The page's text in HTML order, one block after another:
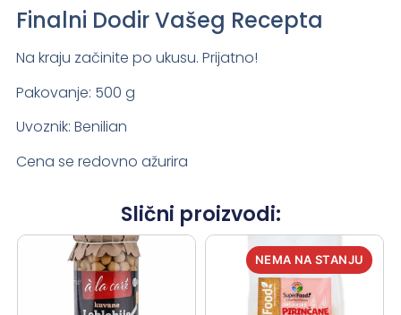
Finalni Dodir Vašeg Recepta
Na kraju začinite po ukusu. Prijatno!
Pakovanje: 500 g
Uvoznik: Benilian
Cena se redovno ažurira
Slični proizvodi: